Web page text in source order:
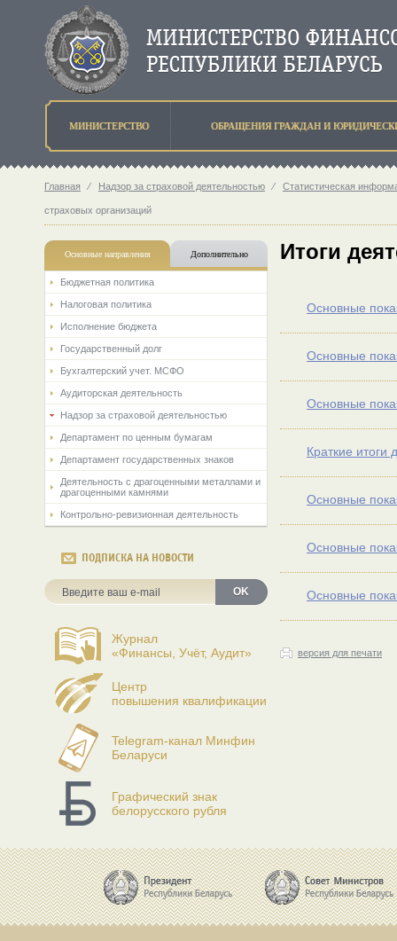
МИНИСТЕРСТВО ОБРАЩЕНИЯ ГРАЖДАН И
Главная ⁄ Надзор за страховой деятельностью ⁄ Статистическая
страховых организаций
Основные направления Дополнительно
Бюджетная политика
Налоговая политика
Исполнение бюджета
Государственный долг
Бухгалтерский учет. МСФО
Аудиторская деятельность
Надзор за страховой деятельностью
Департамент по ценным бумагам
Департамент государственных знаков
Деятельность с драгоценными металлами и
драгоценными камнями
Контрольно-ревизионная деятельность
ПОДПИСКА НА НОВОСТИ
OK
Журнал
«Финансы, Учёт, Аудит»
Центр
повышения квалификации
Telegram-канал Минфин
Беларуси
Графический знак
белорусского рубля
Итоги
Основные
Основные
Основные
Краткие итоги
Основные
Основные
Основные
версия для печати